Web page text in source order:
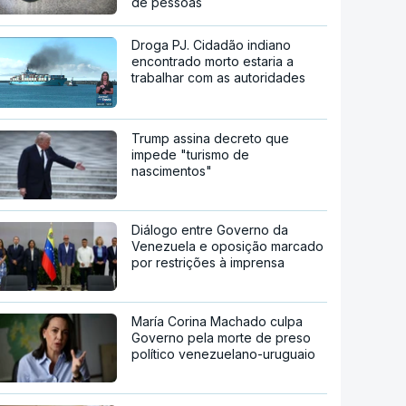
Droga PJ. Cidadão indiano
encontrado morto estaria a
trabalhar com as autoridades
Trump assina decreto que
impede "turismo de
nascimentos"
Diálogo entre Governo da
Venezuela e oposição marcado
por restrições à imprensa
María Corina Machado culpa
Governo pela morte de preso
político venezuelano-uruguaio